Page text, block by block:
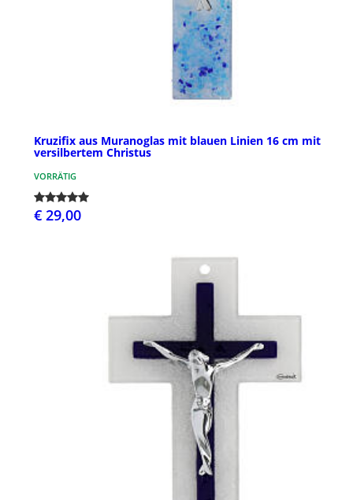
Kruzifix aus Muranoglas mit blauen Linien 16 cm mit
versilbertem Christus
VORRÄTIG
€ 29,00